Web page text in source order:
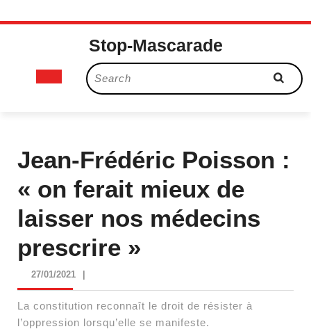
Skip
Stop-Mascarade
Open
Search
for:
Jean-Frédéric Poisson :
« on ferait mieux de
laisser nos médecins
prescrire »
27/01/202127/01/2021
La constitution reconnaît le droit de résister à
l’oppression lorsqu’elle se manifeste.